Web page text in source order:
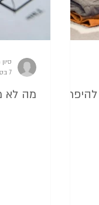
הסדר ואני
מה לא
סיון
7 בספט׳ 2023